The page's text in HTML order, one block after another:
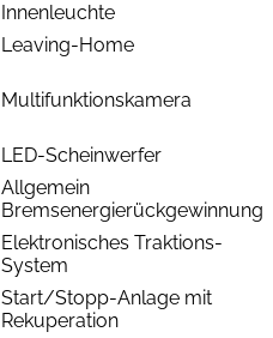
Innenleuchte
Leaving-Home
Multifunktionskamera
LED-Scheinwerfer
Allgemein
Bremsenergierückgewinnung
Elektronisches Traktions-
System
Start/Stopp-Anlage mit
Rekuperation